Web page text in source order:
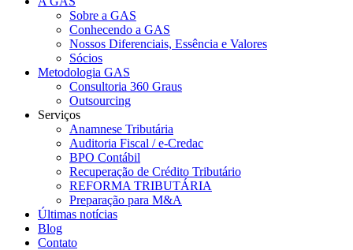
Sobre a GAS
Conhecendo a GAS
Nossos Diferenciais, Essência e Valores
Sócios
Metodologia GAS
Consultoria 360 Graus
Outsourcing
Serviços
Anamnese Tributária
Auditoria Fiscal / e-Credac
BPO Contábil
Recuperação de Crédito Tributário
REFORMA TRIBUTÁRIA
Preparação para M&A
Últimas notícias
Blog
Contato